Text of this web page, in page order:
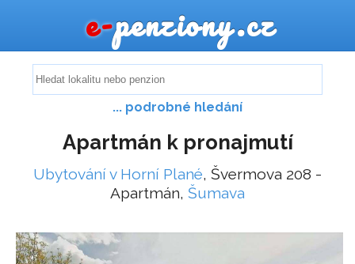
e-penziony.cz
... podrobné hledání
Apartmán k pronajmutí
Ubytování v Horní Plané, Švermova 208 -
Apartmán, Šumava